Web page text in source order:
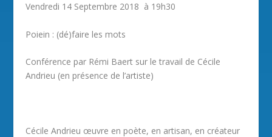
Vendredi 14 Septembre 2018 à 19h30
Poiein : (dé)faire les mots
Conférence par Rémi Baert sur le travail de Cécile
Andrieu (en présence de l’artiste)
Cécile Andrieu œuvre en poète, en artisan, en créateur